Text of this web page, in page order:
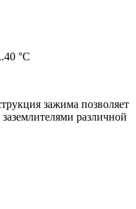
°C
зажима позволяет
различной